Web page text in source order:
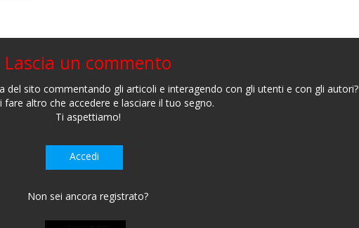
Lascia un commento
del sito commentando gli articoli e interagendo con gli utenti e con gli autori?
fare altro che accedere e lasciare il tuo segno.
Ti aspettiamo!
Accedi
Non sei ancora registrato?